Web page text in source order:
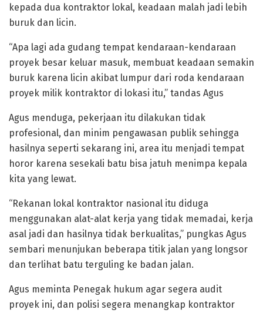
kepada dua kontraktor lokal, keadaan malah jadi lebih
buruk dan licin.
“Apa lagi ada gudang tempat kendaraan-kendaraan
proyek besar keluar masuk, membuat keadaan semakin
buruk karena licin akibat lumpur dari roda kendaraan
proyek milik kontraktor di lokasi itu,” tandas Agus
Agus menduga, pekerjaan itu dilakukan tidak
profesional, dan minim pengawasan publik sehingga
hasilnya seperti sekarang ini, area itu menjadi tempat
horor karena sesekali batu bisa jatuh menimpa kepala
kita yang lewat.
“Rekanan lokal kontraktor nasional itu diduga
menggunakan alat-alat kerja yang tidak memadai, kerja
asal jadi dan hasilnya tidak berkualitas,” pungkas Agus
sembari menunjukan beberapa titik jalan yang longsor
dan terlihat batu terguling ke badan jalan.
Agus meminta Penegak hukum agar segera audit
proyek ini, dan polisi segera menangkap kontraktor